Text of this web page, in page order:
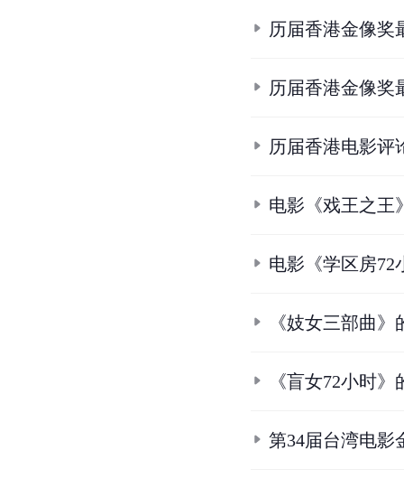
历届香港金像奖
历届香港金像奖
历届香港电影评
电影《戏王之王
电影《学区房72
《妓女三部曲
《盲女72小时
第34届台湾电影